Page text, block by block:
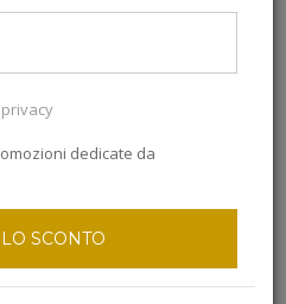
NEXT
dedicate da
SCONTO